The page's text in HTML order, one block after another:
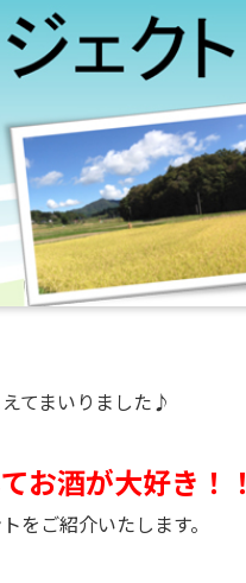
てまいりました♪
お酒が大好き！！
をご紹介いたします。